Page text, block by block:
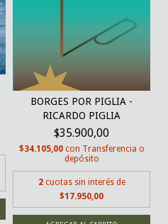
BORGES POR PIGLIA -
RICARDO PIGLIA
$35.900,00
$34.105,00 con Transferencia o
depósito
2 cuotas sin interés de
$17.950,00